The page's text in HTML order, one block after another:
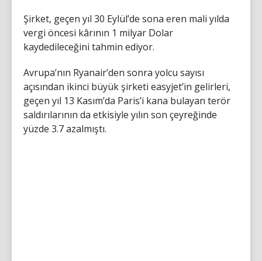
Şirket, geçen yıl 30 Eylül’de sona eren mali yılda
vergi öncesi kârının 1 milyar Dolar
kaydedileceğini tahmin ediyor.
Avrupa’nın Ryanair’den sonra yolcu sayısı
açısından ikinci büyük şirketi easyjet’in gelirleri,
geçen yıl 13 Kasım’da Paris’i kana bulayan terör
saldırılarının da etkisiyle yılın son çeyreğinde
yüzde 3.7 azalmıştı.